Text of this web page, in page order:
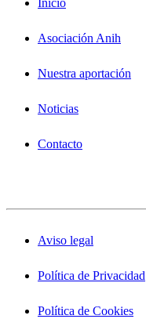
Inicio
Asociación Anih
Nuestra aportación
Noticias
Contacto
Aviso legal
Política de Privacidad
Política de Cookies